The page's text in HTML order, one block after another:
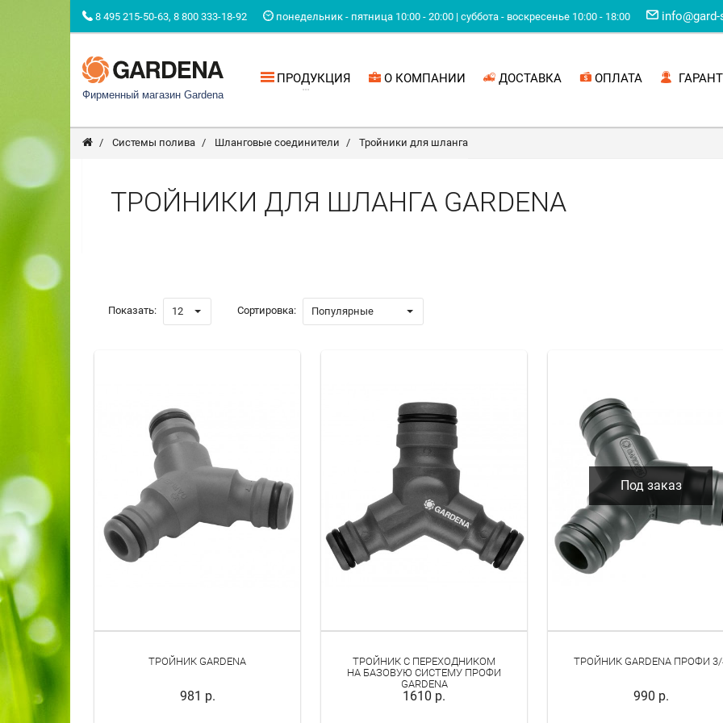
8 495 215-50-63, 8 800 333-18-92 понедельник - пятница 10:00 - 20:00 | суббота - воскресенье 10:00 - 18:00
Фирменный магазин Gardena
ПРОДУКЦИЯ О КОМПАНИИ ДОСТАВКА ОПЛАТА
Системы полива Шланговые соединители Тройники для шланга
ТРОЙНИКИ ДЛЯ ШЛАНГА GARDENA
Показать: 12 Сортировка: Популярные
КОМБИСИСТЕМЫ И САДОВЫЕ
ИНСТРУМЕНТЫ
УХОД ЗА ГАЗОНОМ
ИНСТРУМЕНТЫ ДЛЯ УХОДА ЗА
ДЕРЕВЬЯМИ И КУСТАРНИКАМИ
СИСТЕМЫ ПОЛИВА
- НАКОНЕЧНИКИ И ПИСТОЛЕТЫ ДЛЯ
ПОЛИВА
- ДОЖДЕВАТЕЛИ
- САДОВЫЕ ШЛАНГИ
- НАСОСЫТРОЙНИК GARDENA
981 р.
ТРОЙНИК С ПЕРЕХОДНИКОМ
НА БАЗОВУЮ СИСТЕМУ ПРОФИ
GARDENA
1610 р.
Под заказ
ТРОЙНИК GARDENA ПРОФИ
990 р.